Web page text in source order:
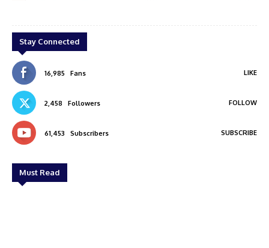
Stay Connected
16,985 Fans LIKE
2,458 Followers FOLLOW
61,453 Subscribers SUBSCRIBE
Must Read